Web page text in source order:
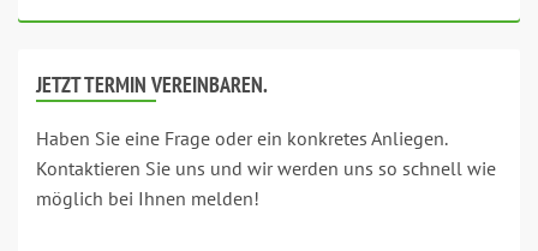
JETZT TERMIN VEREINBAREN.
Haben Sie eine Frage oder ein konkretes Anliegen.
Kontaktieren Sie uns und wir werden uns so schnell wie
möglich bei Ihnen melden!